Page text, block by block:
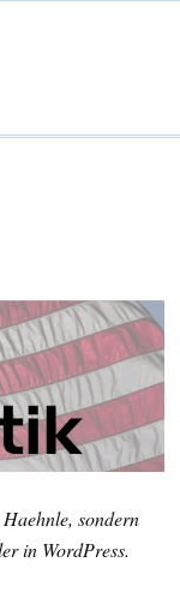
sondern
in WordPress.